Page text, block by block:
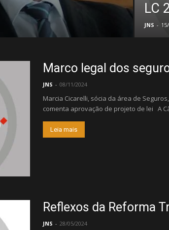
LC
JNS -
Marco legal dos
JNS - 08/11/2024
Marcia Cicarelli, sócia da área de
comenta aprovação de projeto de lei A
Leia mais
Reflexos da Reforma
JNS - 28/05/2024